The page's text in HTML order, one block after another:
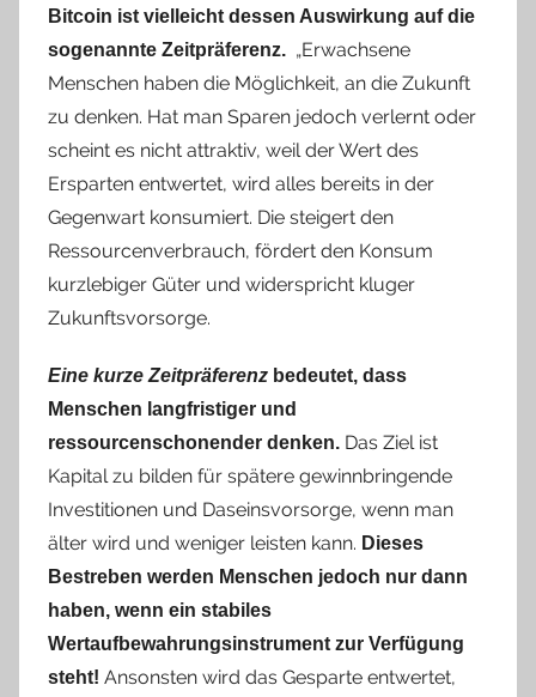
Bitcoin ist vielleicht dessen Auswirkung auf die
sogenannte Zeitpräferenz. „Erwachsene
Menschen haben die Möglichkeit, an die Zukunft
zu denken. Hat man Sparen jedoch verlernt oder
scheint es nicht attraktiv, weil der Wert des
Ersparten entwertet, wird alles bereits in der
Gegenwart konsumiert. Die steigert den
Ressourcenverbrauch, fördert den Konsum
kurzlebiger Güter und widerspricht kluger
Zukunftsvorsorge.
Eine kurze Zeitpräferenz bedeutet, dass
Menschen langfristiger und
ressourcenschonender denken. Das Ziel ist
Kapital zu bilden für spätere gewinnbringende
Investitionen und Daseinsvorsorge, wenn man
älter wird und weniger leisten kann. Dieses
Bestreben werden Menschen jedoch nur dann
haben, wenn ein stabiles
Wertaufbewahrungsinstrument zur Verfügung
steht! Ansonsten wird das Gesparte entwertet,